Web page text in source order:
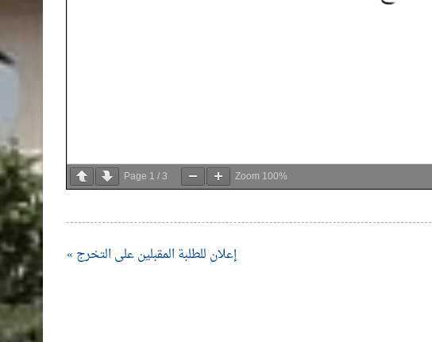
Page 1 / 3 Zoom 100%
إعلان للطلبة المقبلين على التخرج »